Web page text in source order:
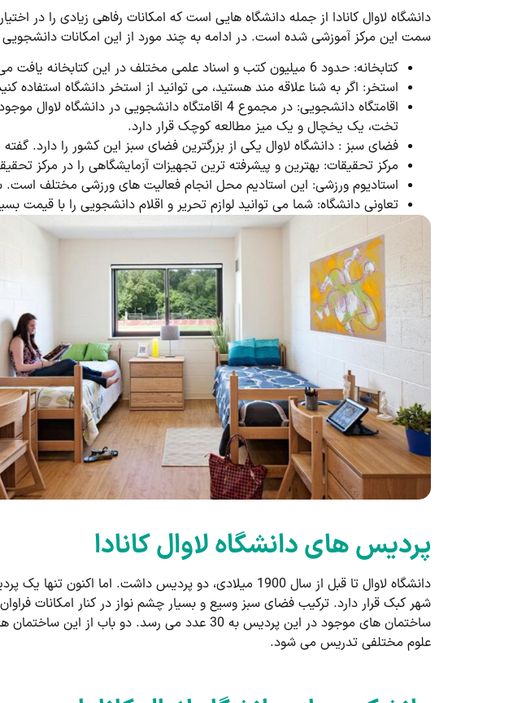
دانشگاه لاوال کانادا از جمله دانشگاه هایی است که امکانات رفاهی زیادی را
سمت این مرکز آموزشی شده است. در ادامه به چند مورد از این امکانات
کتابخانه: حدود 6 میلیون کتب و اسناد علمی مختلف در این کتابخانه یافت می شود. این کتاب ها به هر دو صورت کاغذی و الکترونیکی موجود هستند.
استخر: اگر به شنا علاقه مند هستید، می توانید از استخر دانشگاه استفاده
اقامتگاه دانشجویی: در مجموع 4 اقامتگاه
تخت، یک یخچال و یک میز مطالعه کوچک قرار دارد.
فضای سبز : دانشگاه لاوال یکی از بزرگترین فضای سبز این کشور را دارد. گفته می شود که به طور کلی 4000 گونه
مرکز تحقیقات: بهترین و پیشرفته ترین تجهیزات آزمایشگاهی را در مرکز
استادیوم ورزشی: این استادیم محل انجام فعالیت های ورزشی مختلف است.
تعاونی دانشگاه: شما می توانید لوازم تحریر و اقلام دانشجویی را با قیمت
پردیس های دانشگاه لاوال کانادا
دانشگاه لاوال تا قبل از سال 1900 میلادی، دو پردیس
شهر کبک قرار دارد. ترکیب فضای سبز وسیع و بسیار چشم نواز در کنار امکانات
ساختمان های موجود در این پردیس به 30 عدد می
علوم مختلفی تدریس می شود.